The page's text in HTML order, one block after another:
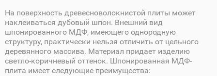
На поверхность древесноволокнистой плиты может
наклеиваться дубовый шпон. Внешний вид
шпонированного МДФ, имеющего однородную
структуру, практически нельзя отличить от цельного
деревянного массива. Материал придает изделию
светло-коричневый оттенок. Шпонированная МДФ-
плита имеет следующие преимущества: